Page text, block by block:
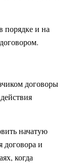
порядке и на
договоры
начатую
договора и
когда